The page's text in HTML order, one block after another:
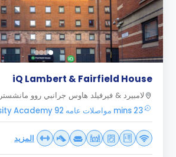
iQ Lambert & Fairfield House
لامبيرد & فيرفيلد هاوس جرانبي روو مانشستر
23 mins مواصلات عامه University Academy 92
المزيد